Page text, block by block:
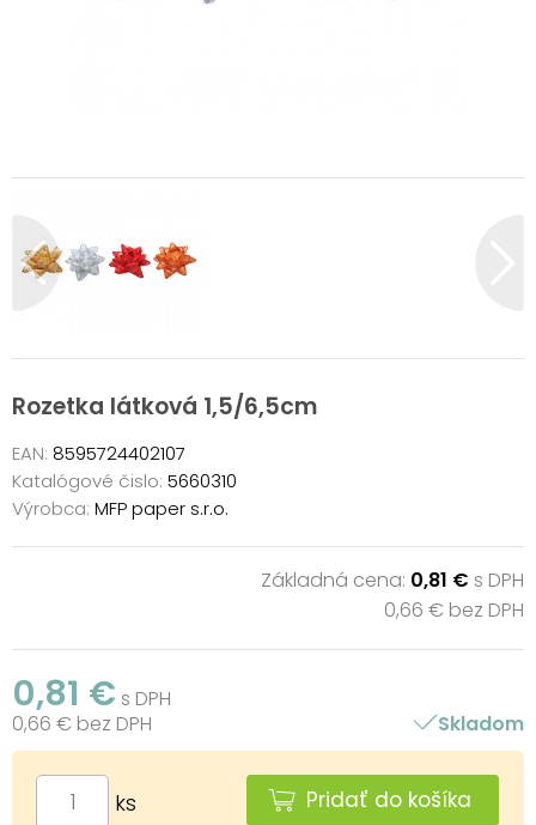
Rozetka látková 1,5/6,5cm
EAN: 8595724402107
Katalógové čislo: 5660310
Výrobca: MFP paper s.r.o.
Základná cena: 0,81 € s DPH
0,66 € bez DPH
0,81 € s DPH
0,66 € bez DPH
Skladom
ks Pridať do košíka